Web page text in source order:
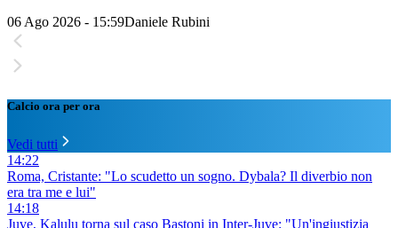
06 Ago 2026 - 15:59Daniele Rubini
Calcio ora per ora
Vedi tutti
14:22
Roma, Cristante: "Lo scudetto un sogno. Dybala? Il diverbio non
era tra me e lui"
14:18
Juve, Kalulu torna sul caso Bastoni in Inter-Juve: "Un'ingiustizia